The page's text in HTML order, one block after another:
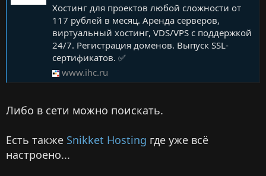
Хостинг для проектов любой сложности от
117 рублей в месяц. Аренда серверов,
виртуальный хостинг, VDS/VPS с поддержкой
24/7. Регистрация доменов. Выпуск SSL-
сертификатов. ✅
www.ihc.ru
Либо в сети можно поискать.
Есть также Snikket Hosting где уже всё
настроено...